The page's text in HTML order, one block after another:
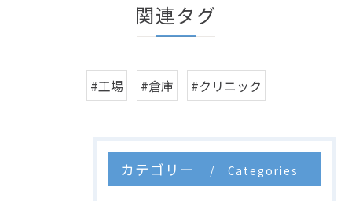
関連タグ
#工場 #倉庫 #クリニック
カテゴリー Categories